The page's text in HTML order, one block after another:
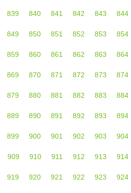
839 840 841 842 843 844
849 850 851 852 853 854
859 860 861 862 863 864
869 870 871 872 873 874
879 880 881 882 883 884
889 890 891 892 893 894
899 900 901 902 903 904
909 910 911 912 913 914
919 920 921 922 923 924